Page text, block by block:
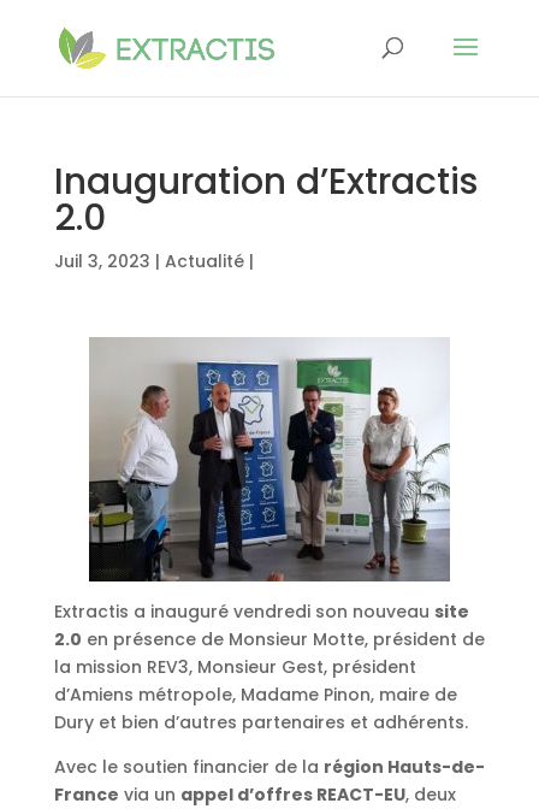
Inauguration d’Extractis
2.0
Juil 3, 2023 | Actualité|
Extractis a inauguré vendredi son nouveau site
2.0 en présence de Monsieur Motte, président de
la mission REV3, Monsieur Gest, président
d’Amiens métropole, Madame Pinon, maire de
Dury et bien d’autres partenaires et adhérents.
Avec le soutien financier de la région Hauts-de-
France via un appel d’offres REACT-EU, deux